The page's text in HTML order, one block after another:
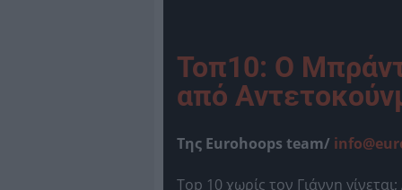
Τοπ10: Ο
από
Tης Eurohoops team/
Top 10 χωρίς τον Γιάννη